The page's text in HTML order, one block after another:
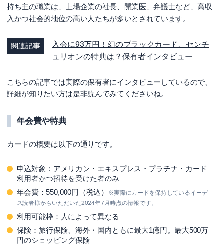
持ち主の職業は、上場企業の社長、開業医、弁護士など、高収
入かつ社会的地位の高い人たちが多いとされています。
関連記事
入会に93万円！幻のブラックカード、センチ
ュリオンの特典は？保有者インタビュー
こちらの記事では実際の保有者にインタビューしているので、
詳細が知りたい方は是非読んでみてくださいね。
年会費や特典
カードの概要は以下の通りです。
申込対象：アメリカン・エキスプレス・プラチナ・カード
利用者かつ招待を受けた者のみ
年会費：550,000円（税込）
※実際にカードを保持しているイーデ
ス読者様からいただいた2024年7月時点の情報です。
利用可能枠：人によって異なる
保険：旅行保険、海外・国内ともに最大1億円。最大500万
円のショッピング保険